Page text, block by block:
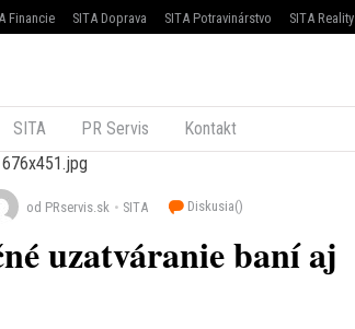
Financie SITA Doprava SITA Potravinárstvo SITA Reality
SITA PR Servis Kontakt
od PRservis.sk SITA Diskusia()
uzatváranie baní aj